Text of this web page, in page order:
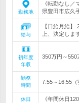
勤務地
《転勤なし
県豊田市広久
給与
【日給月給
上、決定しま
初年度
年収
350万円～550
勤務
時間
7:55～16:55
休日
《年間休日